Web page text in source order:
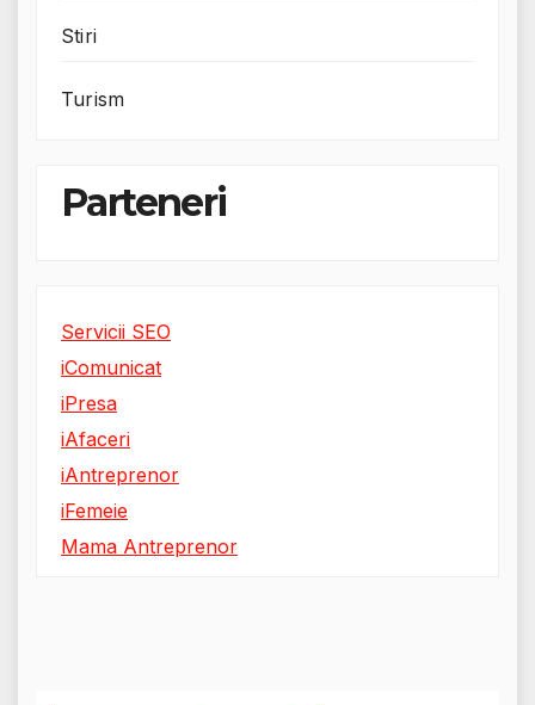
Stiri
Turism
Parteneri
Servicii SEO
iComunicat
iPresa
iAfaceri
iAntreprenor
iFemeie
Mama Antreprenor